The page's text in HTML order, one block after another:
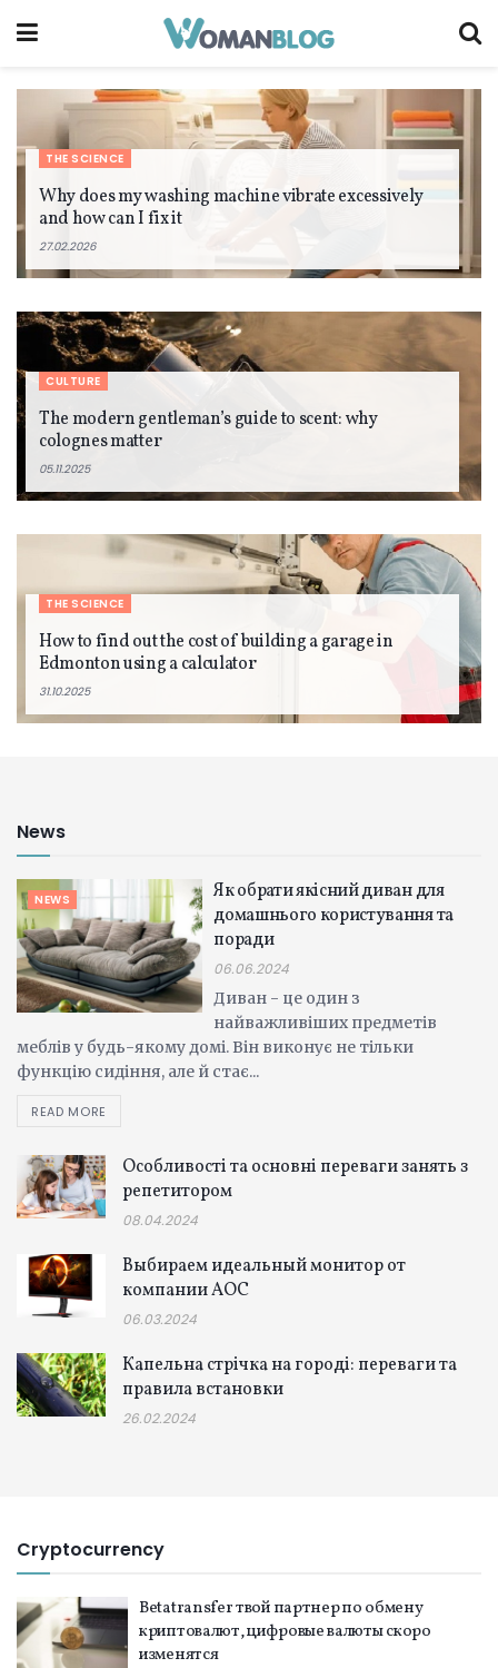
THE SCIENCE
Why does my washing machine vibrate excessively
and how can I fix it
27.02.2026
CULTURE
The modern gentleman’s guide to scent: why
colognes matter
05.11.2025
THE SCIENCE
How to find out the cost of building a garage in
Edmonton using a calculator
31.10.2025
News
NEWS
Як обрати якісний диван для
домашнього користування та
поради
06.06.2024
Диван - це один з
найважливіших предметів
меблів у будь-якому домі. Він виконує не тільки
функцію сидіння, але й стає...
READ MORE
Особливості та основні переваги занять з
репетитором
08.04.2024
Выбираем идеальный монитор от
компании AOC
06.03.2024
Капельна стрічка на городі: переваги та
правила встановки
26.02.2024
Cryptocurrency
Betatransfer твой партнер по обмену
криптовалют, цифровые валюты скоро
изменятся